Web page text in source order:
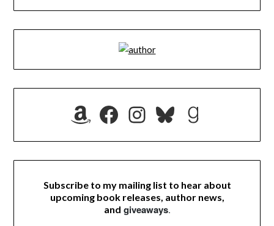
Amazon
Facebook
Instagram
Bluesky
Subscribe to my mailing list to hear about
upcoming book releases, author news,
and giveaways.